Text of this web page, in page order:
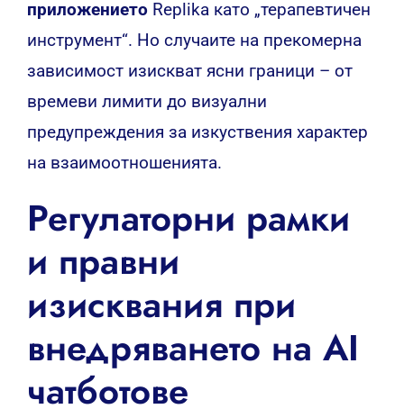
приложението Replika като „терапевтичен
инструмент“. Но случаите на прекомерна
зависимост изискват ясни граници – от
времеви лимити до визуални
предупреждения за изкуствения характер
на взаимоотношенията.
Регулаторни рамки
и правни
изисквания при
внедряването на AI
чатботове